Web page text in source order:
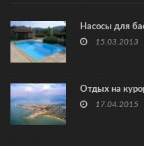
Насосы для
15.03.2013
Отдых на
17.04.2015